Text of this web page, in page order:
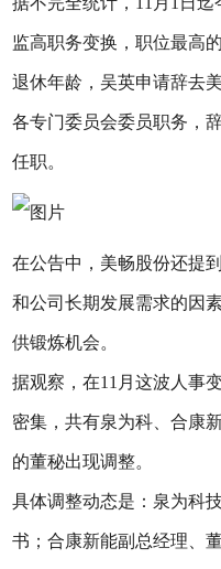
监高职务变换，职位最高
退休年龄，吴英申请辞去
各专门委员会委员职务，
任职。
在公告中，美畅股份还提
和公司长期发展需求的因
供锻炼机会。
据观察，在11月这波人事
密集，共有泉为科、合康
的董秘出现调整。
具体调整动态是：泉为科
书；合康新能副总经理、